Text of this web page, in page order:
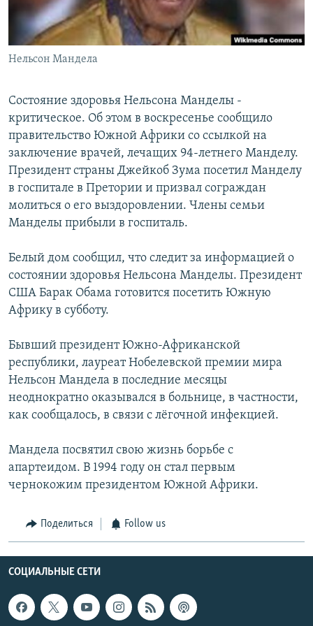
Հայերեն
English
Все сайты Радио Азатутюн
Нельсон Мандела
Состояние здоровья Нельсона Манделы -
критическое. Об этом в воскресенье сообщило
правительство Южной Африки со ссылкой на
заключение врачей, лечащих 94-летнего Манделу.
Президент страны Джейкоб Зума посетил Манделу
в госпитале в Претории и призвал сограждан
молиться о его выздоровлении. Члены семьи
Манделы прибыли в госпиталь.
Белый дом сообщил, что следит за информацией о
состоянии здоровья Нельсона Манделы. Президент
США Барак Обама готовится посетить Южную
Африку в субботу.
Бывший президент Южно-Африканской
республики, лауреат Нобелевской премии мира
Нельсон Мандела в последние месяцы
неоднократно оказывался в больнице, в частности,
как сообщалось, в связи с лёгочной инфекцией.
Мандела посвятил свою жизнь борьбе с
апартеидом. В 1994 году он стал первым
чернокожим президентом Южной Африки.
Поделиться Follow us
СОЦИАЛЬНЫЕ СЕТИ